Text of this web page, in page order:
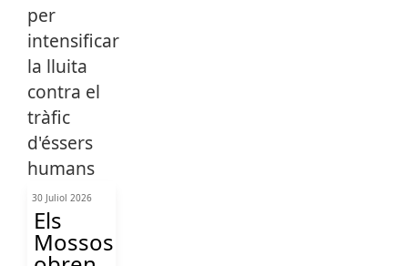
30 Juliol 2026
Els
Mossos